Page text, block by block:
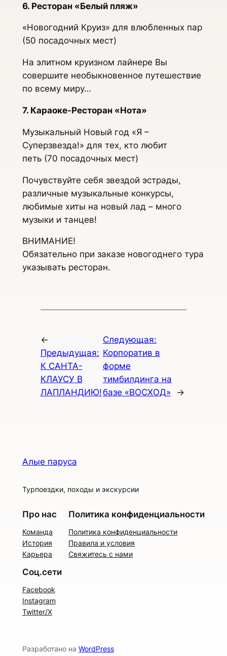
6. Ресторан «Белый пляж»
«Новогодний Круиз» для влюбленных пар
(50 посадочных мест)
На элитном круизном лайнере Вы
совершите необыкновенное путешествие
по всему миру…
7. Караоке-Ресторан «Нота»
Музыкальный Новый год «Я –
Суперзвезда!» для тех, кто любит
петь (70 посадочных мест)
Почувствуйте себя звездой эстрады,
различные музыкальные конкурсы,
любимые хиты на новый лад – много
музыки и танцев!
ВНИМАНИЕ!
Обязательно при заказе новогоднего тура
указывать ресторан.
←
Предыдущая:
К САНТА-
КЛАУСУ В
ЛАПЛАНДИЮ!
Следующая:
Корпоратив в
форме
тимбилдинга на
базе «ВОСХОД»
→
Алые паруса
Турпоездки, походы и экскурсии
Про нас
Команда
История
Карьера
Политика конфиденциальности
Политика конфиденциальности
Правила и условия
Свяжитесь с нами
Соц.сети
Facebook
Instagram
Twitter/X
Разработано на WordPress